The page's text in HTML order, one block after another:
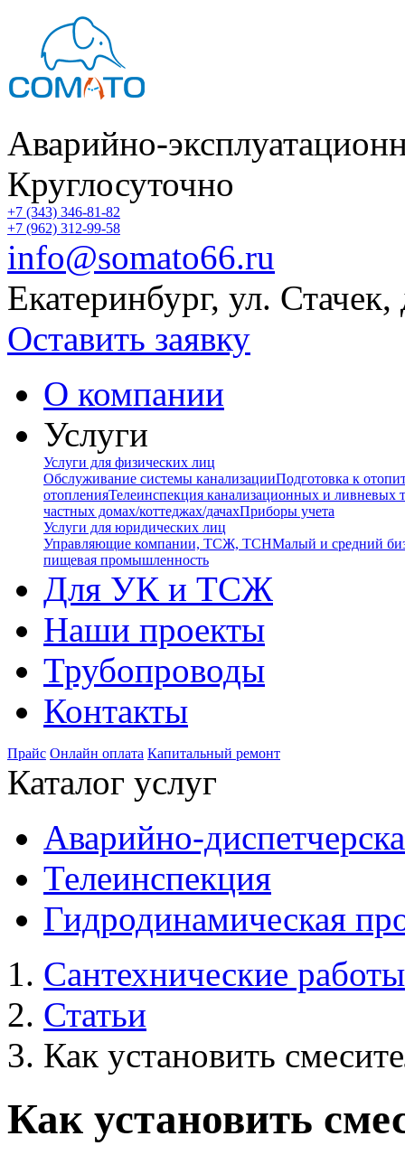
Аварийно-
Круглосуточно
+7 (343) 346-81-82
+7 (962) 312-99-58
info@somato66.ru
Екатеринбург, ул.
Оставить заявку
О компании
Услуги
Услуги для физических лиц
Обслуживание системы канализацииПодготовка к
отопленияТелеинспекция канализационных и ливневых
частных домах/коттеджах/дачахПриборы учета
Услуги для юридических лиц
Управляющие компании, ТСЖ, ТСНМалый и средний
пищевая промышленность
Для УК и ТСЖ
Наши проекты
Трубопроводы
Контакты
Прайс Онлайн оплата Капитальный ремонт
Каталог услуг
Аварийно-
Телеинспекция
Гидродинамическая
Сантехнические работы
Статьи
Как установить
Как установить